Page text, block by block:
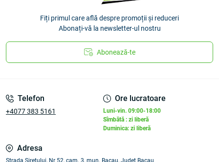
Fiți primul care află despre promoții și reduceri
Abonați-vă la newsletter-ul nostru
Abonează-te
Telefon
+4077 383 5161
Ore lucratoare
Luni-vin. 09:00-18:00
Sîmbătă : zi liberă
Duminica: zi liberă
Adresa
Strada Siretului, Nr 52, cam. 3, mun. Bacau, Judet Bacau